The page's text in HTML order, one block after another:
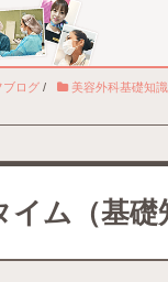
ブログ / 美容外科基礎知識
ム（基礎